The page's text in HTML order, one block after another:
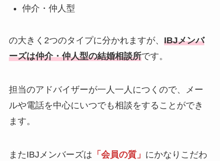
仲介・仲人型
の大きく2つのタイプに分かれますが、 IBJメンバ
ーズは仲介・仲人型の結婚相談所です。
担当のアドバイザーが一人一人につくので、メー
ルや電話を中心にいつでも相談をすることができ
ます。
またIBJメンバーズは 「会員の質」 にかなりこだわ